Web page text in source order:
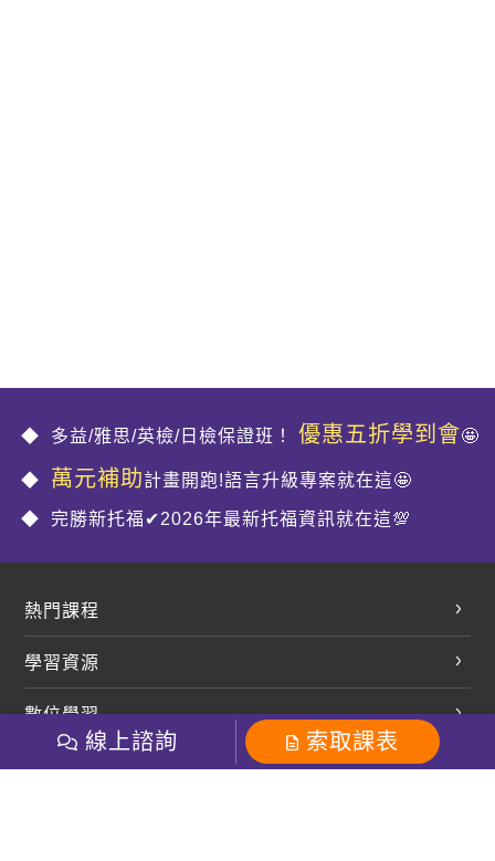
多益/雅思/英檢/日檢保證班！ 優惠五折學到會🤩
萬元補助計畫開跑!語言升級專案就在這🤩
完勝新托福✔2026年最新托福資訊就在這💯
熱門課程
開口溜英文
學習資源
開課查詢
數位學習
巨匠美語數位學院
社群
線上諮詢 索取課表